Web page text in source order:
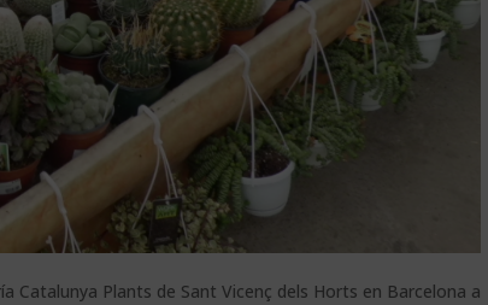
Catalunya Plants de Sant Vicenç dels Horts en Barcelona a